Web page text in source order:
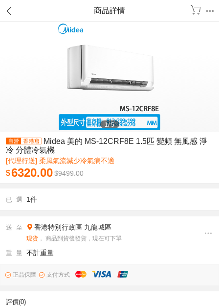
商品詳情
1/5
Midea 美的 MS-12CRF8E 1.5匹 變頻 無風感 淨
冷 分體冷氣機
[代理行送] 柔風氣流減少冷氣病不適
$6320.00$9499.00
已 選 1件
送 至 香港特別行政區 九龍城區
现货 ， 商品到貨後發貨，現在可下單
重 量 不計重量
正品保障 支付方式
評價(0)